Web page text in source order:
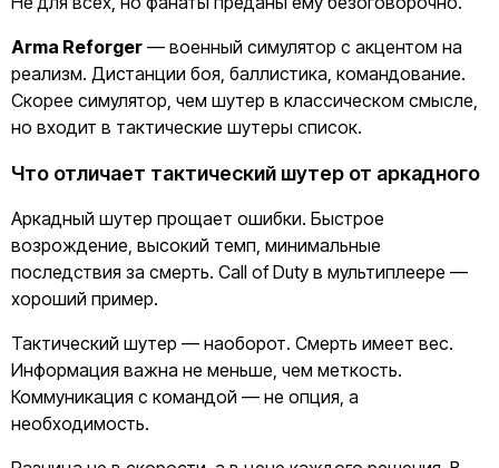
Arma Reforger — военный симулятор с акцентом на
реализм. Дистанции боя, баллистика, командование.
Скорее симулятор, чем шутер в классическом смысле,
но входит в тактические шутеры список.
Что отличает тактический шутер от аркадного
Аркадный шутер прощает ошибки. Быстрое
возрождение, высокий темп, минимальные
последствия за смерть. Call of Duty в мультиплеере —
хороший пример.
Тактический шутер — наоборот. Смерть имеет вес.
Информация важна не меньше, чем меткость.
Коммуникация с командой — не опция, а
необходимость.